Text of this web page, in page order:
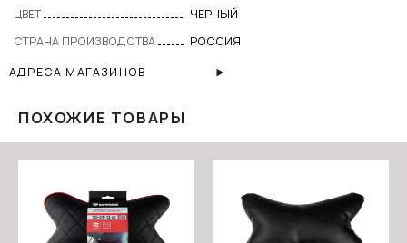
ЦВЕТ
ЧЕРНЫЙ
СТРАНА ПРОИЗВОДСТВА
РОССИЯ
АДРЕСА МАГАЗИНОВ
ПОХОЖИЕ ТОВАРЫ